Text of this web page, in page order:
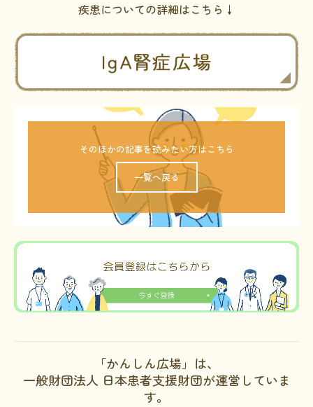
疾患についての詳細はこちら↓
そのほかの記事を読みたい方はこちら
一覧へ戻る
「かんしん広場」は、
一般財団法人 日本患者支援財団が運営していま
す。